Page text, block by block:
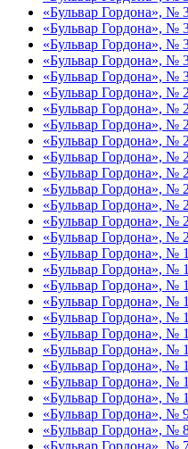
«Бульвар Гордона», №
«Бульвар Гордона», №
«Бульвар Гордона», №
«Бульвар Гордона», №
«Бульвар Гордона», №
«Бульвар Гордона», №
«Бульвар Гордона», №
«Бульвар Гордона», №
«Бульвар Гордона», №
«Бульвар Гордона», №
«Бульвар Гордона», №
«Бульвар Гордона», №
«Бульвар Гордона», №
«Бульвар Гордона», №
«Бульвар Гордона», №
«Бульвар Гордона», №
«Бульвар Гордона», №
«Бульвар Гордона», №
«Бульвар Гордона», №
«Бульвар Гордона», №
«Бульвар Гордона», №
«Бульвар Гордона», №
«Бульвар Гордона», №
«Бульвар Гордона», №
«Бульвар Гордона», №
«Бульвар Гордона», №
«Бульвар Гордона», №
«Бульвар Гордона», №